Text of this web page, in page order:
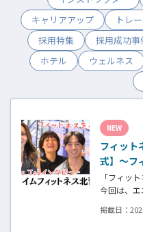
キャリアアップ
トレ
採用特集
採用成功事
ホテル
ウェルネス
NEW
フィット
式】～フ
採用し
「フィッ
今回は、
用」をテー
掲載日：